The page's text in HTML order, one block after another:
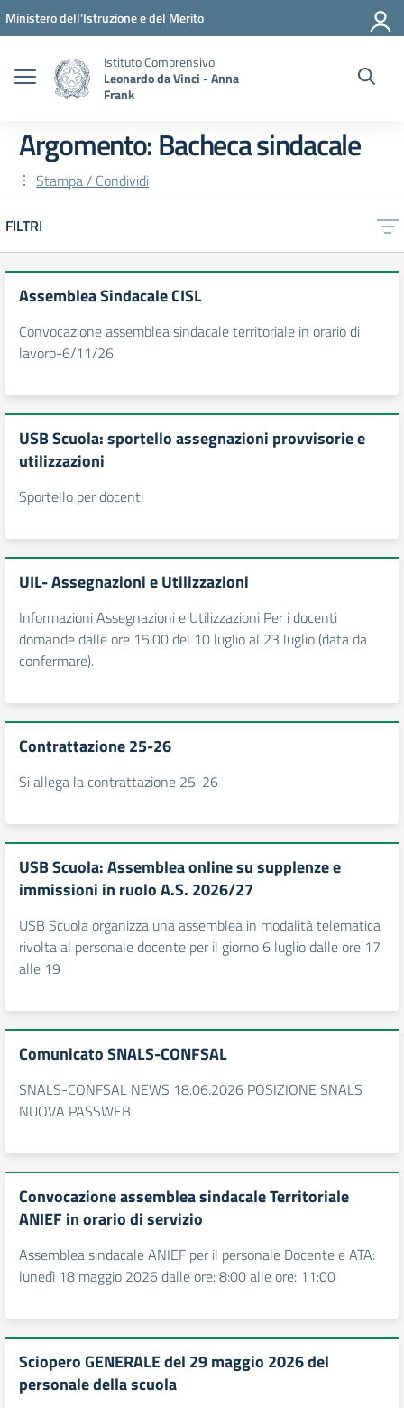
Vai ai contenuti
Vai al menu di navigazione
Vai al footer
Ministero dell'Istruzione e del Merito
Istituto Comprensivo
Leonardo da Vinci - Anna
Frank
Argomento: Bacheca sindacale
Stampa / Condividi
FILTRI
Assemblea Sindacale CISL
Convocazione assemblea sindacale territoriale in orario di
lavoro-6/11/26
USB Scuola: sportello assegnazioni provvisorie e
utilizzazioni
Sportello per docenti
UIL- Assegnazioni e Utilizzazioni
Informazioni Assegnazioni e Utilizzazioni Per i docenti
domande dalle ore 15:00 del 10 luglio al 23 luglio (data da
confermare).
Contrattazione 25-26
Si allega la contrattazione 25-26
USB Scuola: Assemblea online su supplenze e
immissioni in ruolo A.S. 2026/27
USB Scuola organizza una assemblea in modalità telematica
rivolta al personale docente per il giorno 6 luglio dalle ore 17
alle 19
Comunicato SNALS-CONFSAL
SNALS-CONFSAL NEWS 18.06.2026 POSIZIONE SNALS
NUOVA PASSWEB
Convocazione assemblea sindacale Territoriale
ANIEF in orario di servizio
Assemblea sindacale ANIEF per il personale Docente e ATA:
lunedì 18 maggio 2026 dalle ore: 8:00 alle ore: 11:00
Sciopero GENERALE del 29 maggio 2026 del
personale della scuola